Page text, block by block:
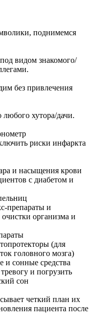
поднимемся
видом знакомого/
без привлечения
хутора/дачи.
риски инфаркта
и насыщения крови
с диабетом и
препараты и
организма и
(для
головного мозга)
и сонные средства
и погрузить
сон
четкий план их
пациента после